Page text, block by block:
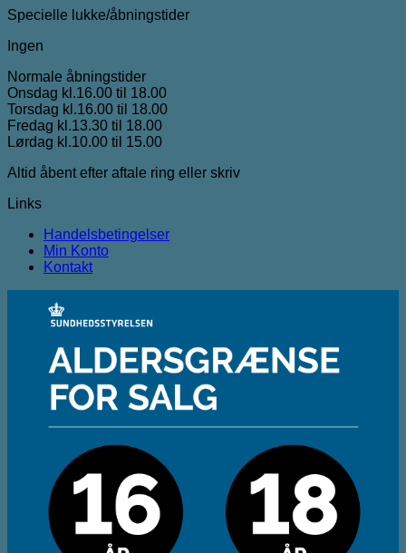
Specielle lukke/åbningstider
Ingen
Normale åbningstider
Onsdag kl.16.00 til 18.00
Torsdag kl.16.00 til 18.00
Fredag kl.13.30 til 18.00
Lørdag kl.10.00 til 15.00
Altid åbent efter aftale ring eller skriv
Links
Handelsbetingelser
Min Konto
Kontakt